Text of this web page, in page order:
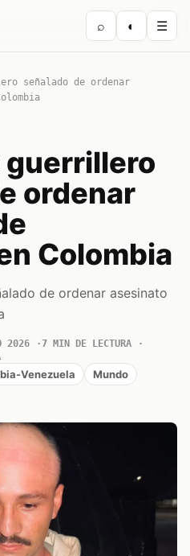
⌕ ◐ ☰
señalado de ordenar
guerrillero
ordenar
Colombia
de ordenar asesinato
2026
7 MIN DE LECTURA
Venezuela
Mundo